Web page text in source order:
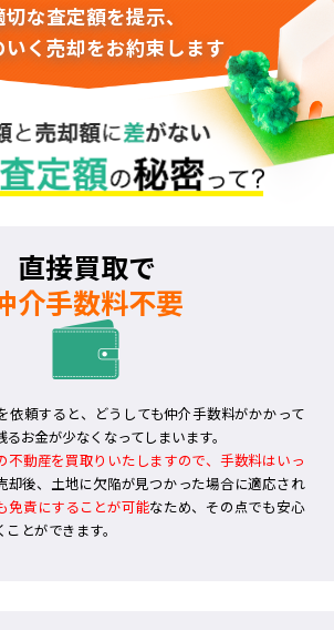
切な査定額を提示、
いく売却をお約束します
直接買取で
介手数料不要
依頼すると、どうしても仲介手数料がかかって
お金が少なくなってしまいます。
不動産を買取りいたしますので、手数料はいっ
却後、土地に欠陥が見つかった場合に適応され
免責にすることが可能なため、その点でも安心
とができます。